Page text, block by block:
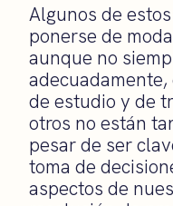
Algunos de
ponerse de
aunque no
de estudio y de
otros no están
pesar de ser
toma de
aspectos de